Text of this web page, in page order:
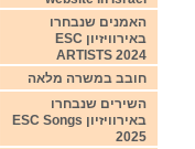
האמנים שנבחרו
באירוויזיון ESC
ARTISTS 2024
חובב במשרה מלאה
השירים שנבחרו
באירוויזיון ESC Songs
2025